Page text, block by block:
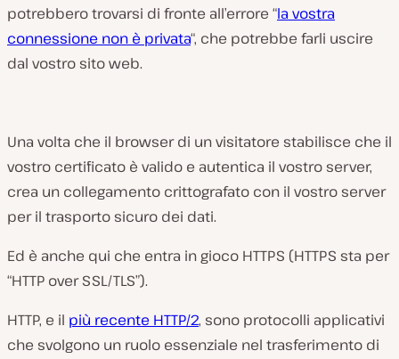
potrebbero trovarsi di fronte all’errore “la vostra
connessione non è privata“, che potrebbe farli uscire
dal vostro sito web.
Una volta che il browser di un visitatore stabilisce che il
vostro certificato è valido e autentica il vostro server,
crea un collegamento crittografato con il vostro server
per il trasporto sicuro dei dati.
Ed è anche qui che entra in gioco HTTPS (HTTPS sta per
“HTTP over SSL/TLS”).
HTTP, e il più recente HTTP/2, sono protocolli applicativi
che svolgono un ruolo essenziale nel trasferimento di